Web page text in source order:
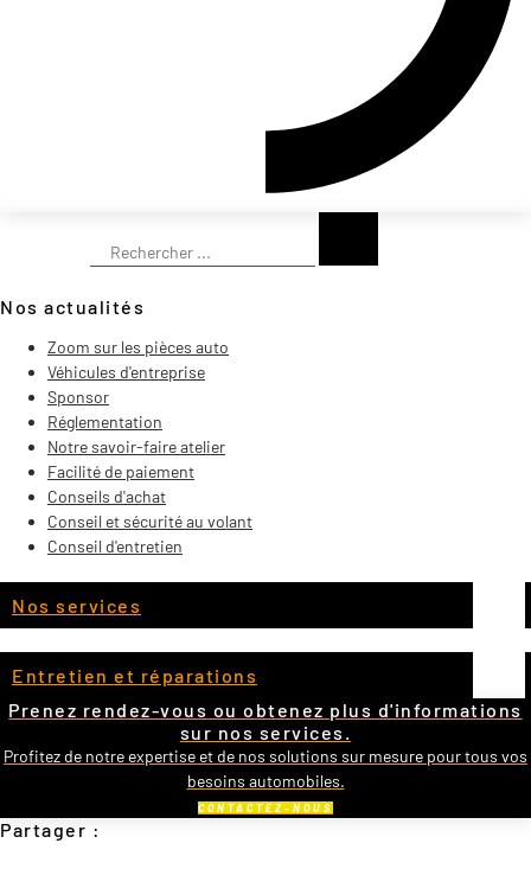
Nos actualités
Zoom sur les pièces auto
Véhicules d'entreprise
Sponsor
Réglementation
Notre savoir-faire atelier
Facilité de paiement
Conseils d'achat
Conseil et sécurité au volant
Conseil d'entretien
Nos services
Entretien et réparations
Prenez rendez-vous ou obtenez plus d'informations
sur nos services.
Profitez de notre expertise et de nos solutions sur mesure pour tous vos
besoins automobiles.
CONTACTEZ-NOUS
Partager :